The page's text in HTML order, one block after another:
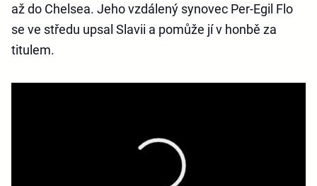
až do Chelsea. Jeho vzdálený synovec Per-Egil Flo
se ve středu upsal Slavii a pomůže jí v honbě za
titulem.